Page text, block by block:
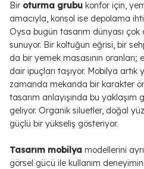
Bir oturma grubu konfor için,
amacıyla, konsol ise depolama
Oysa bugün tasarım dünyası
sunuyor. Bir koltuğun eğrisi, bir
da bir yemek masasının oranları;
dair ipuçları taşıyor. Mobilya artık
zamanda mekanda bir karakter
tasarım anlayışında bu
geliyor. Organik siluetler, doğal
güçlü bir yükseliş gösteriyor.
Tasarım mobilya modellerini
görsel gücü ile kullanım